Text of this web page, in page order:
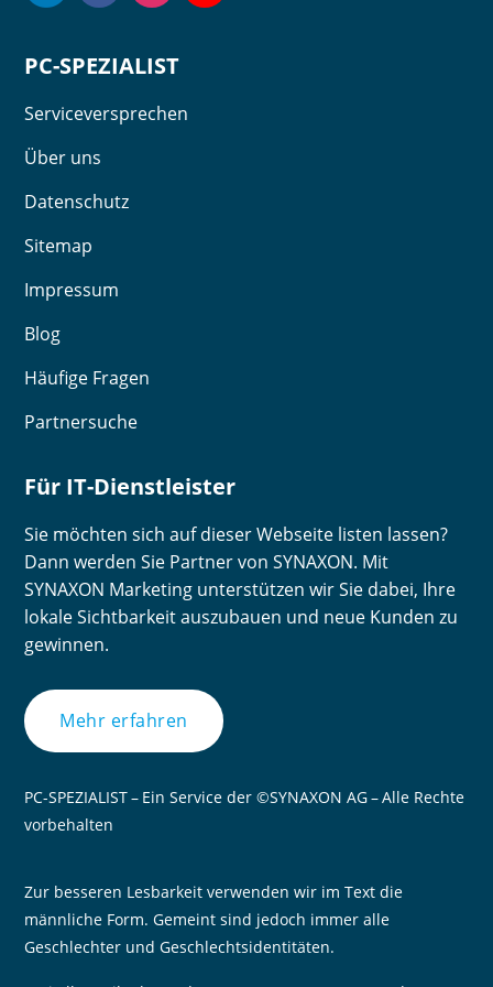
PC-SPEZIALIST
Serviceversprechen
Über uns
Datenschutz
Sitemap
Impressum
Blog
Häufige Fragen
Partnersuche
Für IT-Dienstleister
Sie möchten sich auf dieser Webseite listen lassen?
Dann werden Sie Partner von SYNAXON. Mit
SYNAXON Marketing unterstützen wir Sie dabei, Ihre
lokale Sichtbarkeit auszubauen und neue Kunden zu
gewinnen.
Mehr erfahren
PC-SPEZIALIST – Ein Service der ©SYNAXON AG – Alle Rechte
vorbehalten
Zur besseren Lesbarkeit verwenden wir im Text die
männliche Form. Gemeint sind jedoch immer alle
Geschlechter und Geschlechtsidentitäten.